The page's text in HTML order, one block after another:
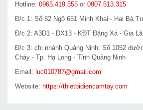
Hotline: 0965.419.555 or 0907.513.315
Đ/c 1: Số 82 Ngõ 651 Minh Khai - Hai Bà
Đ/c 2: A3D1 - DX13 - KĐT Đặng Xá - Gia
Đ/c 3: chi nhánh Quảng Ninh: Số 1052
Cháy - Tp. Hạ Long - Tỉnh Quảng Ninh
Email: luc010787@gmail.com
Website: https://thietbidiencamtay.com